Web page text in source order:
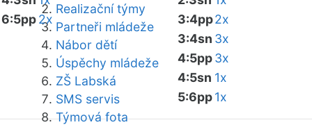
Realizační týmy
Partneři mládeže
Nábor dětí
Úspěchy mládeže
ZŠ Labská
SMS servis
Týmová fota
6:5pp2x
3:4pp2x
3:4sn 3x
4:5pp3x
4:5sn 1x
5:6pp1x